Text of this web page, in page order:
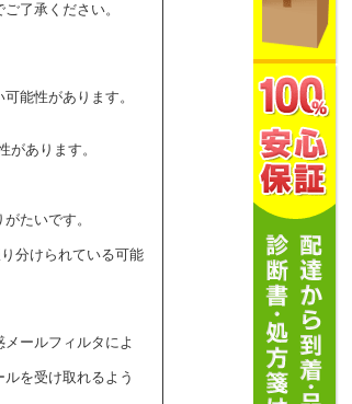
了承ください。
能性があります。
あります。
たいです。
分けられている可能
ールフィルタによ
を受け取れるよう